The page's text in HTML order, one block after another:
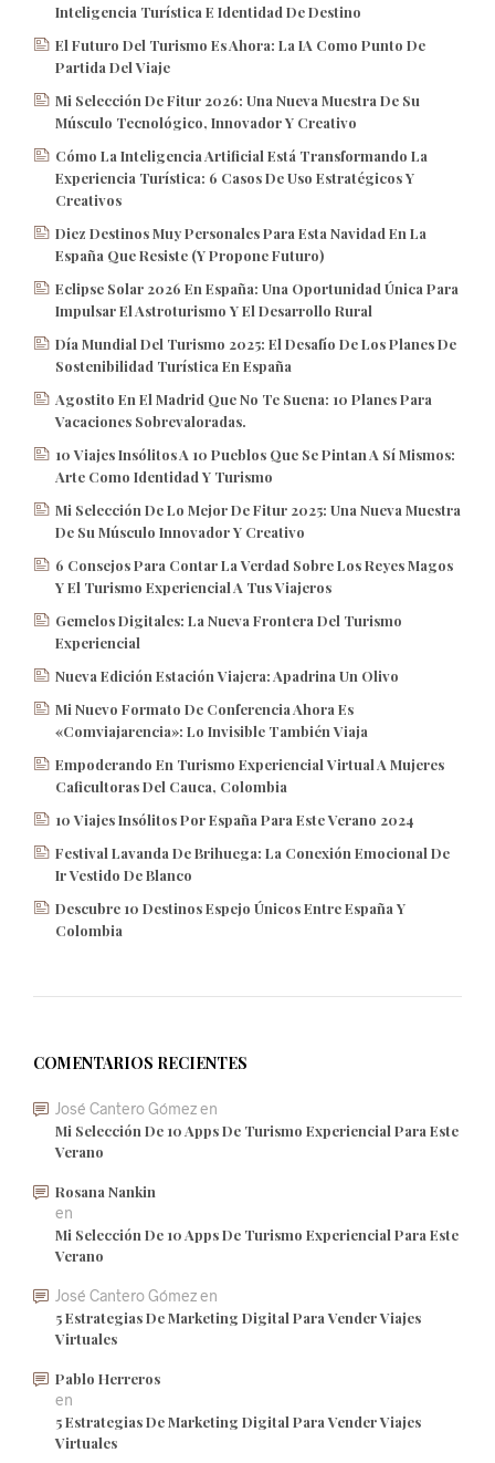
Inteligencia Turística E Identidad De Destino
El Futuro Del Turismo Es Ahora: La IA Como Punto De
Partida Del Viaje
Mi Selección De Fitur 2026: Una Nueva Muestra De Su
Músculo Tecnológico, Innovador Y Creativo
Cómo La Inteligencia Artificial Está Transformando La
Experiencia Turística: 6 Casos De Uso Estratégicos Y
Creativos
Diez Destinos Muy Personales Para Esta Navidad En La
España Que Resiste (y Propone Futuro)
Eclipse Solar 2026 En España: Una Oportunidad Única Para
Impulsar El Astroturismo Y El Desarrollo Rural
Día Mundial Del Turismo 2025: El Desafío De Los Planes De
Sostenibilidad Turística En España
Agostito En El Madrid Que No Te Suena: 10 Planes Para
Vacaciones Sobrevaloradas.
10 Viajes Insólitos A 10 Pueblos Que Se Pintan A Sí Mismos:
Arte Como Identidad Y Turismo
Mi Selección De Lo Mejor De Fitur 2025: Una Nueva Muestra
De Su Músculo Innovador Y Creativo
6 Consejos Para Contar La Verdad Sobre Los Reyes Magos
Y El Turismo Experiencial A Tus Viajeros
Gemelos Digitales: La Nueva Frontera Del Turismo
Experiencial
Nueva Edición Estación Viajera: Apadrina Un Olivo
Mi Nuevo Formato De Conferencia Ahora Es
«Comviajarencia»: Lo Invisible También Viaja
Empoderando En Turismo Experiencial Virtual A Mujeres
Caficultoras Del Cauca, Colombia
10 Viajes Insólitos Por España Para Este Verano 2024
Festival Lavanda De Brihuega: La Conexión Emocional De
Ir Vestido De Blanco
Descubre 10 Destinos Espejo Únicos Entre España Y
Colombia
COMENTARIOS RECIENTES
José Cantero Gómezen
Mi Selección De 10 Apps De Turismo Experiencial Para Este
Verano
Rosana Nankin
en
Mi Selección De 10 Apps De Turismo Experiencial Para Este
Verano
José Cantero Gómezen
5 Estrategias De Marketing Digital Para Vender Viajes
Virtuales
Pablo Herreros
en
5 Estrategias De Marketing Digital Para Vender Viajes
Virtuales